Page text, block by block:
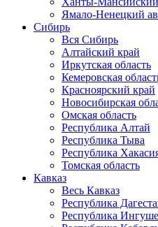
Ямало-Ненецкий
Сибирь
Вся Сибирь
Алтайский край
Иркутская область
Кемеровская
Красноярский край
Новосибирская
Омская область
Республика Алтай
Республика Тыва
Республика
Томская область
Кавказ
Весь Кавказ
Республика
Республика